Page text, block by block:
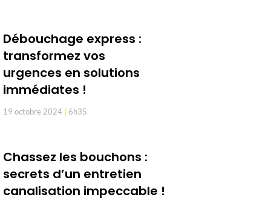
Débouchage express :
transformez vos
urgences en solutions
immédiates !
19 octobre 2024 6h35
Chassez les bouchons :
secrets d’un entretien
canalisation impeccable !